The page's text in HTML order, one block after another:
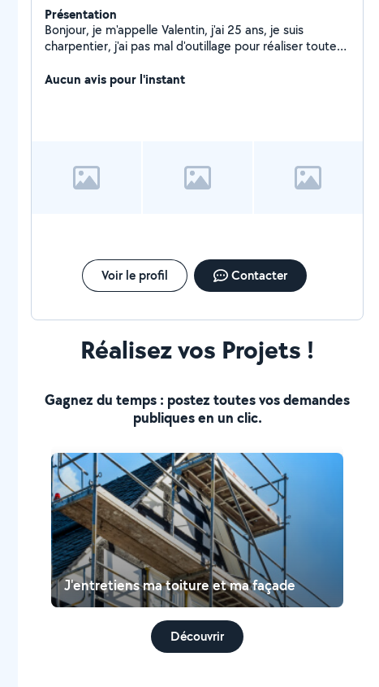
Présentation
Bonjour, je m'appelle Valentin, j'ai 25 ans, je suis
charpentier, j'ai pas mal d'outillage pour réaliser toutes
pour me faire de l'argent
Aucun avis pour l'instant
Voir le profil Contacter
Réalisez vos Projets !
Gagnez du temps : postez toutes vos demandes
publiques en un clic.
J'entretiens ma toiture et ma façade
Découvrir